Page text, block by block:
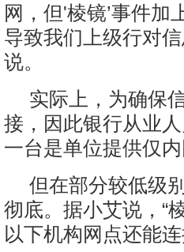
网，但'棱镜’事件
导致我们上级行对
说。
实际上，为确保
接，因此银行从业
一台是单位提供仅
但在部分较低级
彻底。据小艾说，“
以下机构网点还能连